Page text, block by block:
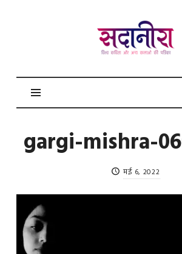
सदानीरा
gargi-mishra-
मई 6, 2022